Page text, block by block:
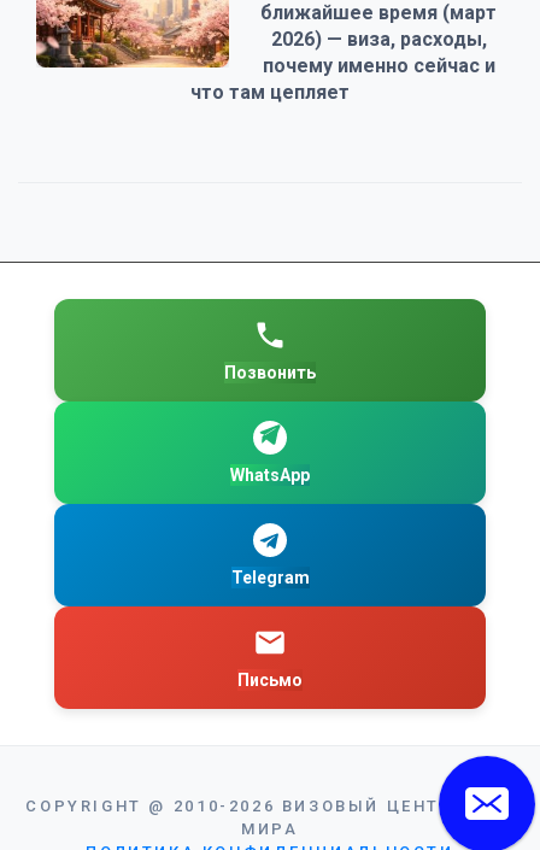
ближайшее время (март
2026) — виза, расходы,
почему именно сейчас и
что там цепляет
Позвонить
WhatsApp
Telegram
Письмо
COPYRIGHT @ 2010-2026 ВИЗОВЫЙ ЦЕНТР ВИЗА
МИРА